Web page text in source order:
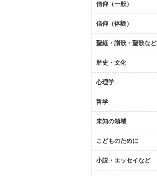
信仰（一般）
信仰（体験）
聖経・讃歌・聖歌など
歴史・文化
心理学
哲学
未知の領域
こどものために
小説・エッセイなど